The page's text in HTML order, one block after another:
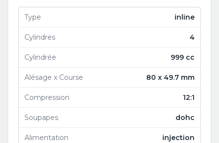
Type inline
Cylindres 4
Cylindrée 999 cc
Alésage x Course 80 x 49.7 mm
Compression 12:1
Soupapes dohc
Alimentation injection